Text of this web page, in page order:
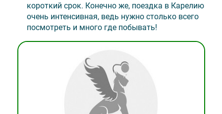
короткий срок. Конечно же, поездка в Карелию
очень интенсивная, ведь нужно столько всего
посмотреть и много где побывать!